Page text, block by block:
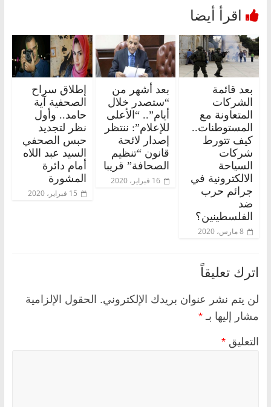
بعد قائمة
الشركات
المتعاونة مع
المستوطنات..
كيف تتورط
شركات
السياحة
الالكترونية في
جرائم حرب
ضد
الفلسطينين؟
8 مارس، 2020
بعد أشهر من
“ستصدر خلال
أيام”.. “الأعلى
للإعلام”: ننتظر
إصدار لائحة
قانون “تنظيم
الصحافة” قريبا
16 فبراير، 2020
إطلاق سراح
الصحفية آية
حامد.. وأول
نظر لتجديد
حبس الصحفي
السيد عبد اللاه
أمام دائرة
المشورة
15 فبراير، 2020
اترك تعليقاً
لن يتم نشر عنوان بريدك الإلكتروني. الحقول الإلزامية
مشار إليها بـ *
التعليق *